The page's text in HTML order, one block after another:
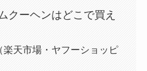
クーヘンはどこで買え
楽天市場・ヤフーショッピ